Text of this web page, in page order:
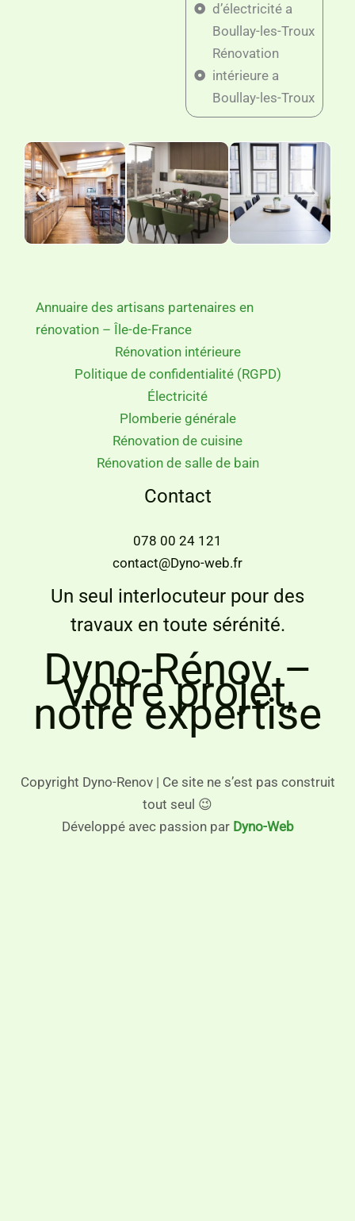
d’électricité a
Boullay-les-Troux
Rénovation
intérieure a
Boullay-les-Troux
Annuaire des artisans partenaires en
rénovation – Île-de-France
Rénovation intérieure
Politique de confidentialité (RGPD)
Électricité
Plomberie générale
Rénovation de cuisine
Rénovation de salle de bain
Contact
078 00 24 121
contact@Dyno-web.fr
Un seul interlocuteur pour des
travaux en toute sérénité.
Dyno-Rénov –
Votre projet,
notre expertise
Copyright Dyno-Renov | Ce site ne s’est pas construit
tout seul 😉
Développé avec passion par Dyno-Web